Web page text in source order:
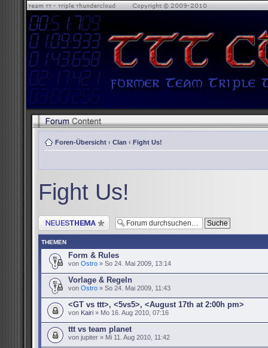
Foren-Übersicht ‹ Clan ‹ Fight Us!
Fight Us!
Neues Thema erstellen
THEMEN
Form & Rules
von Ostro » So 24. Mai 2009, 13:14
Vorlage & Regeln
von Ostro » So 24. Mai 2009, 11:43
<GT vs ttt>, <5vs5>, <August 17th at 2:00h pm>
von Kairi » Mo 16. Aug 2010, 07:16
ttt vs team planet
von jupiter » Mi 11. Aug 2010, 11:42